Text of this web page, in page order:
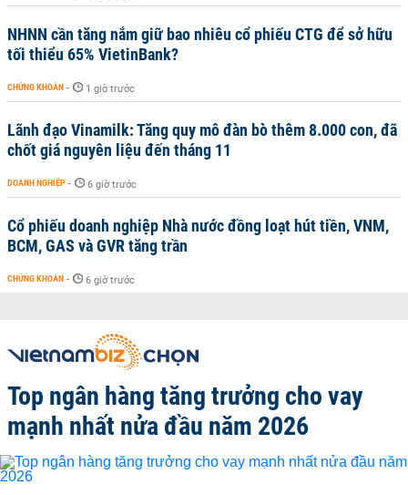
NHNN cần tăng nắm giữ bao nhiêu cổ phiếu CTG để sở hữu
tối thiểu 65% VietinBank?
CHỨNG KHOÁN - 1 giờ trước
Lãnh đạo Vinamilk: Tăng quy mô đàn bò thêm 8.000 con, đã
chốt giá nguyên liệu đến tháng 11
DOANH NGHIỆP - 6 giờ trước
Cổ phiếu doanh nghiệp Nhà nước đồng loạt hút tiền, VNM,
BCM, GAS và GVR tăng trần
CHỨNG KHOÁN - 6 giờ trước
Top ngân hàng tăng trưởng cho vay
mạnh nhất nửa đầu năm 2026